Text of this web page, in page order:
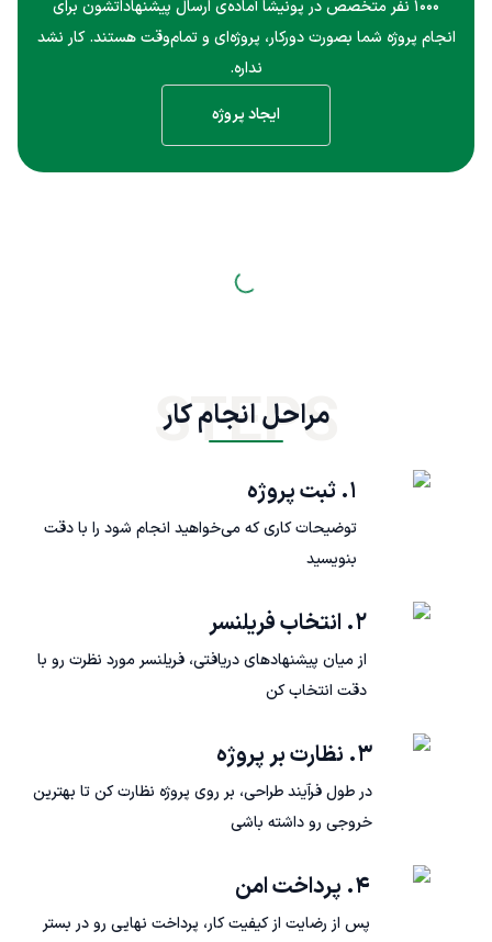
۱۰۰۰ نفر متخصص در پونیشا آماده‌ی ارسال پیشنهاداتشون برای
انجام پروژه شما بصورت دورکار، پروژه‌ای و تمام‌وقت هستند. کار نشد
نداره.
ایجاد پروژه
مراحل انجام کار
STEPS
۱. ثبت پروژه
توضیحات کاری که می‌خواهید انجام شود را با دقت
بنویسید
۲. انتخاب فریلنسر
از میان پیشنهادهای دریافتی، فریلنسر مورد نظرت رو با
دقت انتخاب کن
۳. نظارت بر پروژه
در طول فرآیند طراحی، بر روی پروژه نظارت کن تا بهترین
خروجی رو داشته باشی
۴. پرداخت امن
پس از رضایت از کیفیت کار، پرداخت نهایی رو در بستر